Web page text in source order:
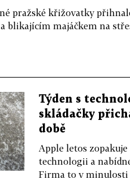
pražské křižovatky
blikajícím majáčkem na
Týden s
skládačky
době
Apple letos
technologii a
Firma to v minulosti